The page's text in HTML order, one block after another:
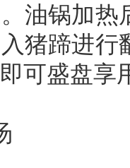
油锅加热
猪蹄进行
可盛盘享